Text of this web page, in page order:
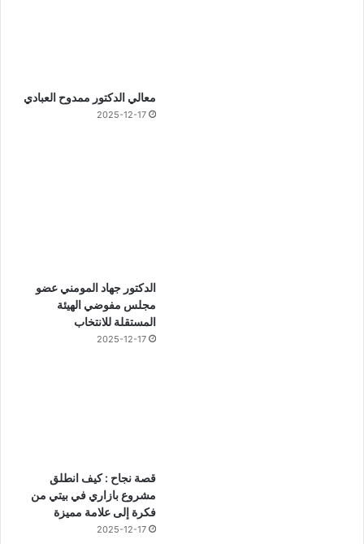
معالي الدكتور ممدوح العبادي
2025-12-17
الدكتور جهاد المومني عضو
مجلس مفوضي الهيئة
المستقلة للانتخاب
2025-12-17
قصة نجاح : كيف انطلق
مشروع بازاري في بيتي من
فكرة إلى علامة مميزة
2025-12-17